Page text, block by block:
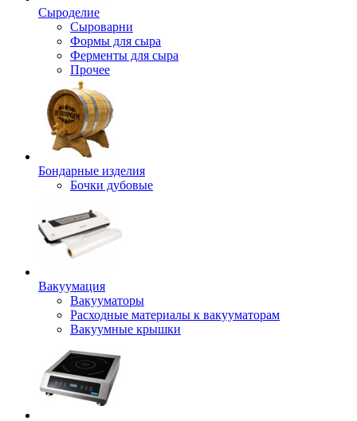
Сыроделие
Сыроварни
Формы для сыра
Ферменты для сыра
Прочее
Бондарные изделия
Бочки дубовые
Вакуумация
Вакууматоры
Расходные материалы к вакууматорам
Вакуумные крышки